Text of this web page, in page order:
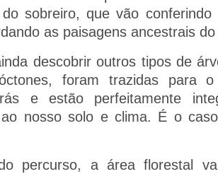
sobreiro, que vão
as paisagens ancestrais
descobrir outros tipos de
foram trazidas para
e estão perfeitamente
ao nosso solo e clima. É o
percurso, a área florestal